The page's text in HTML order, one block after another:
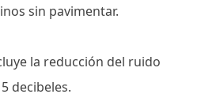
sin pavimentar.
la reducción del ruido
decibeles.